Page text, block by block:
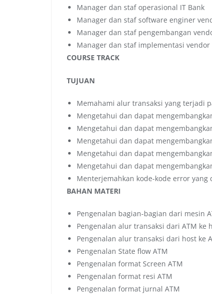
Manager dan staf operasional IT Bank
Manager dan staf software enginer
Manager dan staf pengembangan
Manager dan staf implementasi vendor
COURSE TRACK
TUJUAN
Memahami alur transaksi yang terjadi
Mengetahui dan dapat
Mengetahui dan dapat
Mengetahui dan dapat
Mengetahui dan dapat
Mengetahui dan dapat
Menterjemahkan kode-kode error yang
BAHAN MATERI
Pengenalan bagian-bagian dari mesin
Pengenalan alur transaksi dari ATM ke
Pengenalan alur transaksi dari host ke
Pengenalan State flow ATM
Pengenalan format Screen ATM
Pengenalan format resi ATM
Pengenalan format jurnal ATM